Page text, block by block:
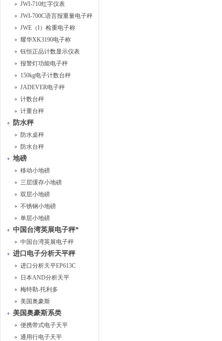
JWI-710红字仪表
JWI-700C语言报重量电子秤
JWE（I）检重电子称
耀华XK3190电子称
钰恒正品计数显示仪表
报警灯功能电子秤
150kg电子计数台秤
JADEVER电子秤
计数台秤
计重台秤
防水秤
防水桌秤
防水台秤
地磅
移动小地磅
三层缓存小地磅
双层小地磅
不锈钢小地磅
单层小地磅
中国台湾英展电子秤*
中国台湾英展电子秤
进口电子分析天平秤
进口分析天平EP613C
日本AND分析天平
梅特勒-托利多
美国奥豪斯
美国奥豪斯系类
便携带式电子天平
通用行电子天平